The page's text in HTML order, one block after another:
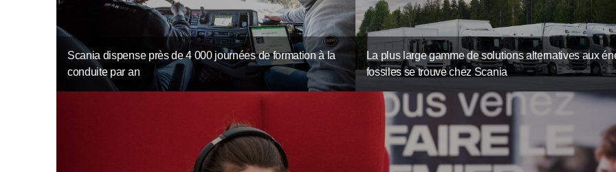
Scania dispense près de 4 000 journées de formation à la
conduite par an
La plus large gamme de solutions alternatives aux
fossiles se trouve chez Scania